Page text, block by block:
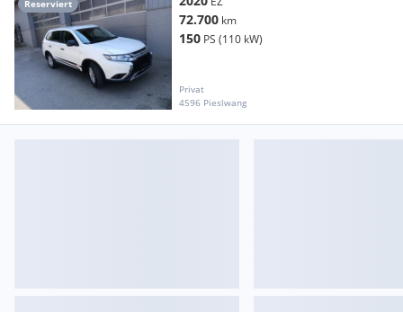
Reserviert
72.700 km
150 PS (110 kW)
Privat
4596 Pieslwang